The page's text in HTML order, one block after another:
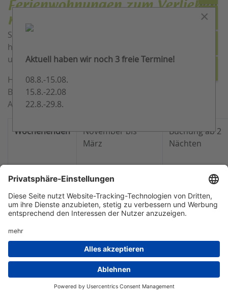
Ferienwohnungen zum Verlieben
mitten im Sauerland
Sie sollen es hier ganz besonders schön haben. Darum
haben wir alle Ferienwohnungen besonders liebevoll
und kinderfreundlich eingerichtet.
Hier finden Sie hilfreiche Tipps für eine schnelle
Buchung: Bitte beachten Sie, dass sonntags keine
Anreise möglich ist.
Wochenenden
November bis
März
Buchung ab 2
Nächten
Ponytraum
Hier erfahren
Sie mehr
Mai, Juni und
September
Buchung ab 4
Nächten
Schulferien
NRW
oder 14 Nächte
möglich
am Hof:
×
Aktuell haben wir noch 3 freie Termine!
08.8.-15.08.
15.8.-22.08
22.8.-29.8.